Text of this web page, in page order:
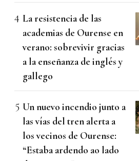
La resistencia de las
academias de Ourense en
verano: sobrevivir gracias
a la enseñanza de inglés y
gallego
Un nuevo incendio junto a
las vías del tren alerta a
los vecinos de Ourense:
“Estaba ardendo ao lado